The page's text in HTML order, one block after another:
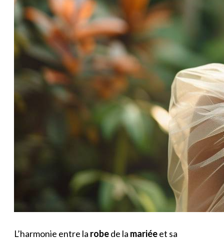
L’harmonie entre la robede la mariéeet sa